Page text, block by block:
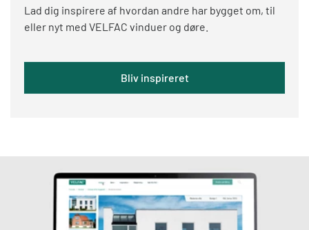
Lad dig inspirere af hvordan andre har bygget om, til
eller nyt med VELFAC vinduer og døre.
Bliv inspireret